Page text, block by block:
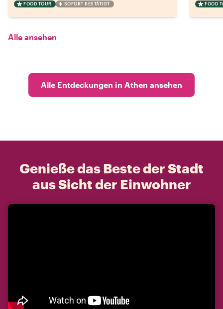
FOOD TOUR SOFORT BESTÄTIGT FOOD
Alle ansehen
Alle Entdeckungen in Athen ansehen
Genieße das Beste der Stadt
aus Sicht der Einwohner